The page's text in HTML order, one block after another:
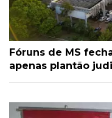
Fóruns de MS
apenas plantão